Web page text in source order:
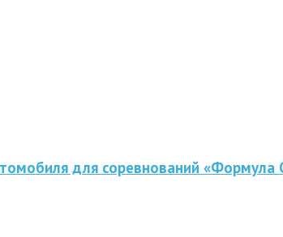
для соревнований «Формула